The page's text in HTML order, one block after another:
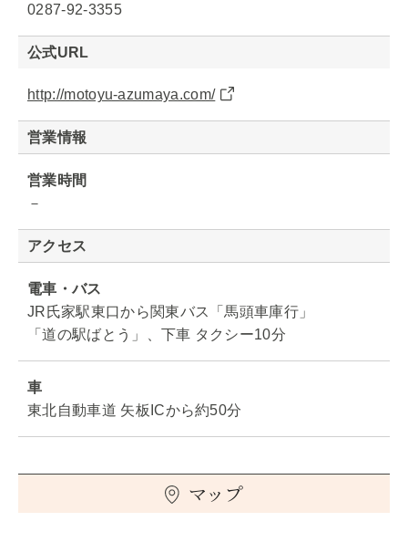
0287-92-3355
公式URL
http://motoyu-azumaya.com/
営業情報
営業時間
－
アクセス
電車・バス
JR氏家駅東口から関東バス「馬頭車庫行」
「道の駅ばとう」、下車 タクシー10分
車
東北自動車道 矢板ICから約50分
マップ